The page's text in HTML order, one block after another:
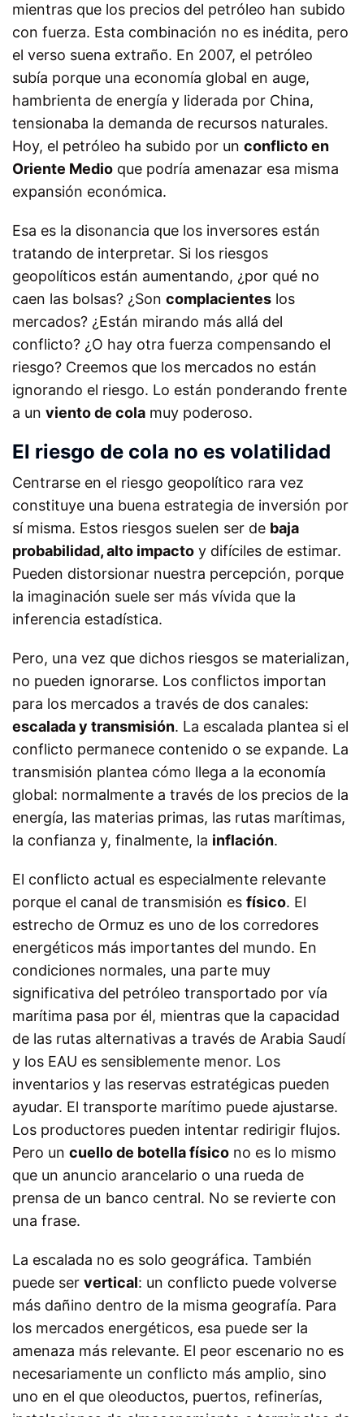
mientras que los precios del petróleo han subido
con fuerza. Esta combinación no es inédita, pero
el verso suena extraño. En 2007, el petróleo
subía porque una economía global en auge,
hambrienta de energía y liderada por China,
tensionaba la demanda de recursos naturales.
Hoy, el petróleo ha subido por un conflicto en
Oriente Medio que podría amenazar esa misma
expansión económica.
Esa es la disonancia que los inversores están
tratando de interpretar. Si los riesgos
geopolíticos están aumentando, ¿por qué no
caen las bolsas? ¿Son complacientes los
mercados? ¿Están mirando más allá del
conflicto? ¿O hay otra fuerza compensando el
riesgo? Creemos que los mercados no están
ignorando el riesgo. Lo están ponderando frente
a un viento de cola muy poderoso.
El riesgo de cola no es volatilidad
Centrarse en el riesgo geopolítico rara vez
constituye una buena estrategia de inversión por
sí misma. Estos riesgos suelen ser de baja
probabilidad, alto impacto y difíciles de estimar.
Pueden distorsionar nuestra percepción, porque
la imaginación suele ser más vívida que la
inferencia estadística.
Pero, una vez que dichos riesgos se materializan,
no pueden ignorarse. Los conflictos importan
para los mercados a través de dos canales:
escalada y transmisión. La escalada plantea si el
conflicto permanece contenido o se expande. La
transmisión plantea cómo llega a la economía
global: normalmente a través de los precios de la
energía, las materias primas, las rutas marítimas,
la confianza y, finalmente, la inflación.
El conflicto actual es especialmente relevante
porque el canal de transmisión es físico. El
estrecho de Ormuz es uno de los corredores
energéticos más importantes del mundo. En
condiciones normales, una parte muy
significativa del petróleo transportado por vía
marítima pasa por él, mientras que la capacidad
de las rutas alternativas a través de Arabia Saudí
y los EAU es sensiblemente menor. Los
inventarios y las reservas estratégicas pueden
ayudar. El transporte marítimo puede ajustarse.
Los productores pueden intentar redirigir flujos.
Pero un cuello de botella físico no es lo mismo
que un anuncio arancelario o una rueda de
prensa de un banco central. No se revierte con
una frase.
La escalada no es solo geográfica. También
puede ser vertical: un conflicto puede volverse
más dañino dentro de la misma geografía. Para
los mercados energéticos, esa puede ser la
amenaza más relevante. El peor escenario no es
necesariamente un conflicto más amplio, sino
uno en el que oleoductos, puertos, refinerías,